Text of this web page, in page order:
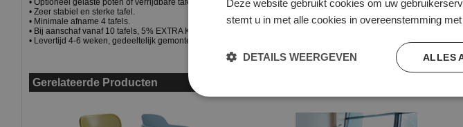
• Optioneel gelaste poten of verrijdbare tafels, vraag hiervoor de meerprijs op bij onze binnendienst.
• Zeer stabiel en sterke tafel.
• Minimale afname 4 tafels.
• Bij aanschaf vanaf 10 tafels, 5% EXTRA KORTING.
• Levertijd 4-6 weken, gedeeltelijk gemonteerd.
Gerelateerde Producten
Deze website gebruikt cookies om uw
stemt u in met alle cookies in overeenstemming
ALLES
DETAILS WEERGEVEN